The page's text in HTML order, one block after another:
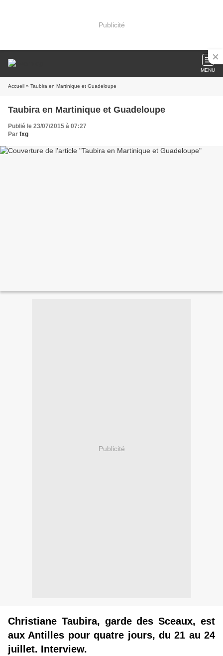
Publicité
MENU
Accueil » Taubira en Martinique et Guadeloupe
Taubira en Martinique et Guadeloupe
Publié le 23/07/2015 à 07:27
Par fxg
Publicité
Christiane Taubira, garde des Sceaux, est
aux Antilles pour quatre jours, du 21 au 24
juillet. Interview.